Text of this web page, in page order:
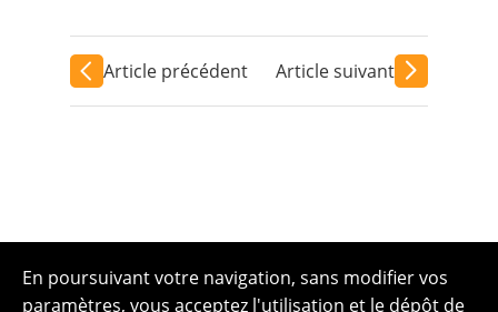
Article précédent Article suivant
En poursuivant votre navigation, sans modifier vos
paramètres, vous acceptez l'utilisation et le dépôt de